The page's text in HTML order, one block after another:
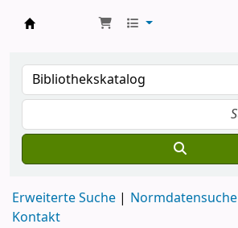
Erweiterte Suche Normdatensuche
Kontakt